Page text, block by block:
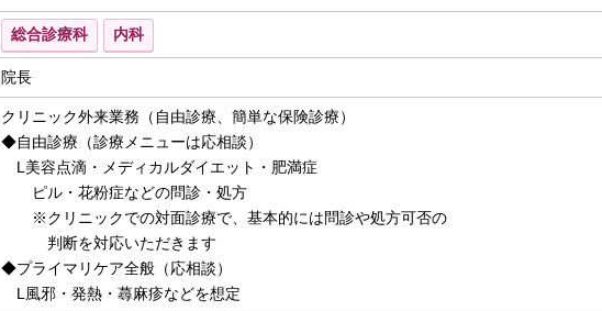
総合診療科 内科
院長
クリニック外来業務（自由診療、簡単な保険診療）
◆自由診療（診療メニューは応相談）
L美容点滴・メディカルダイエット・肥満症
ピル・花粉症などの問診・処方
※クリニックでの対面診療で、基本的には問診や処方可否の
判断を対応いただきます
◆プライマリケア全般（応相談）
L風邪・発熱・蕁麻疹などを想定